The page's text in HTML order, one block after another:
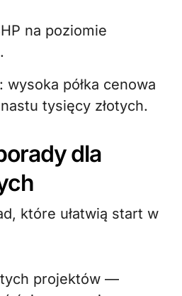
na poziomie
półka cenowa
tysięcy złotych.
dla
które ułatwią start w
projektów —